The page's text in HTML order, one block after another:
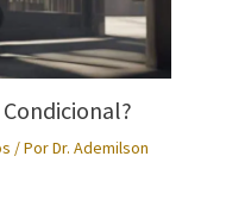
/ PorDr. Ademilson